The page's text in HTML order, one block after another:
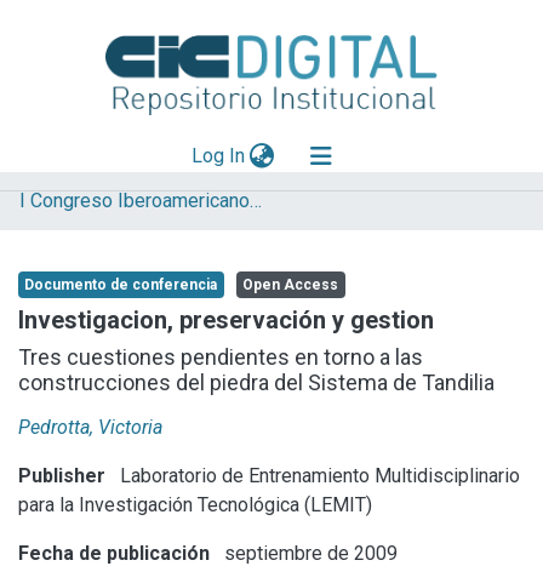
Log In(current)
Explorar
Aportar material
Statistics
I Congreso Iberoamericano y VIII Jornada de Técnicas de Restauración y Conservación del Patrimonio
Documento de conferencia Open Access
Investigacion, preservación y gestion
Tres cuestiones pendientes en torno a las
construcciones del piedra del Sistema de Tandilia
Pedrotta, Victoria
Publisher
Laboratorio de Entrenamiento Multidisciplinario
para la Investigación Tecnológica (LEMIT)
Fecha de publicación septiembre de 2009